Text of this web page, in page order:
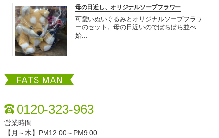
母の日近し、オリジナルソープフラワー
可愛いぬいぐるみとオリジナルソープフラワ
ーのセット。母の日近いのでぼちぼち並べ
始...
さわやかな季節になってきましたね。 当店も
色々なギフト入荷してさわやかな雰囲気？...
FATSMAN
0120-323-963
営業時間
【月～木】PM12:00～PM9:00